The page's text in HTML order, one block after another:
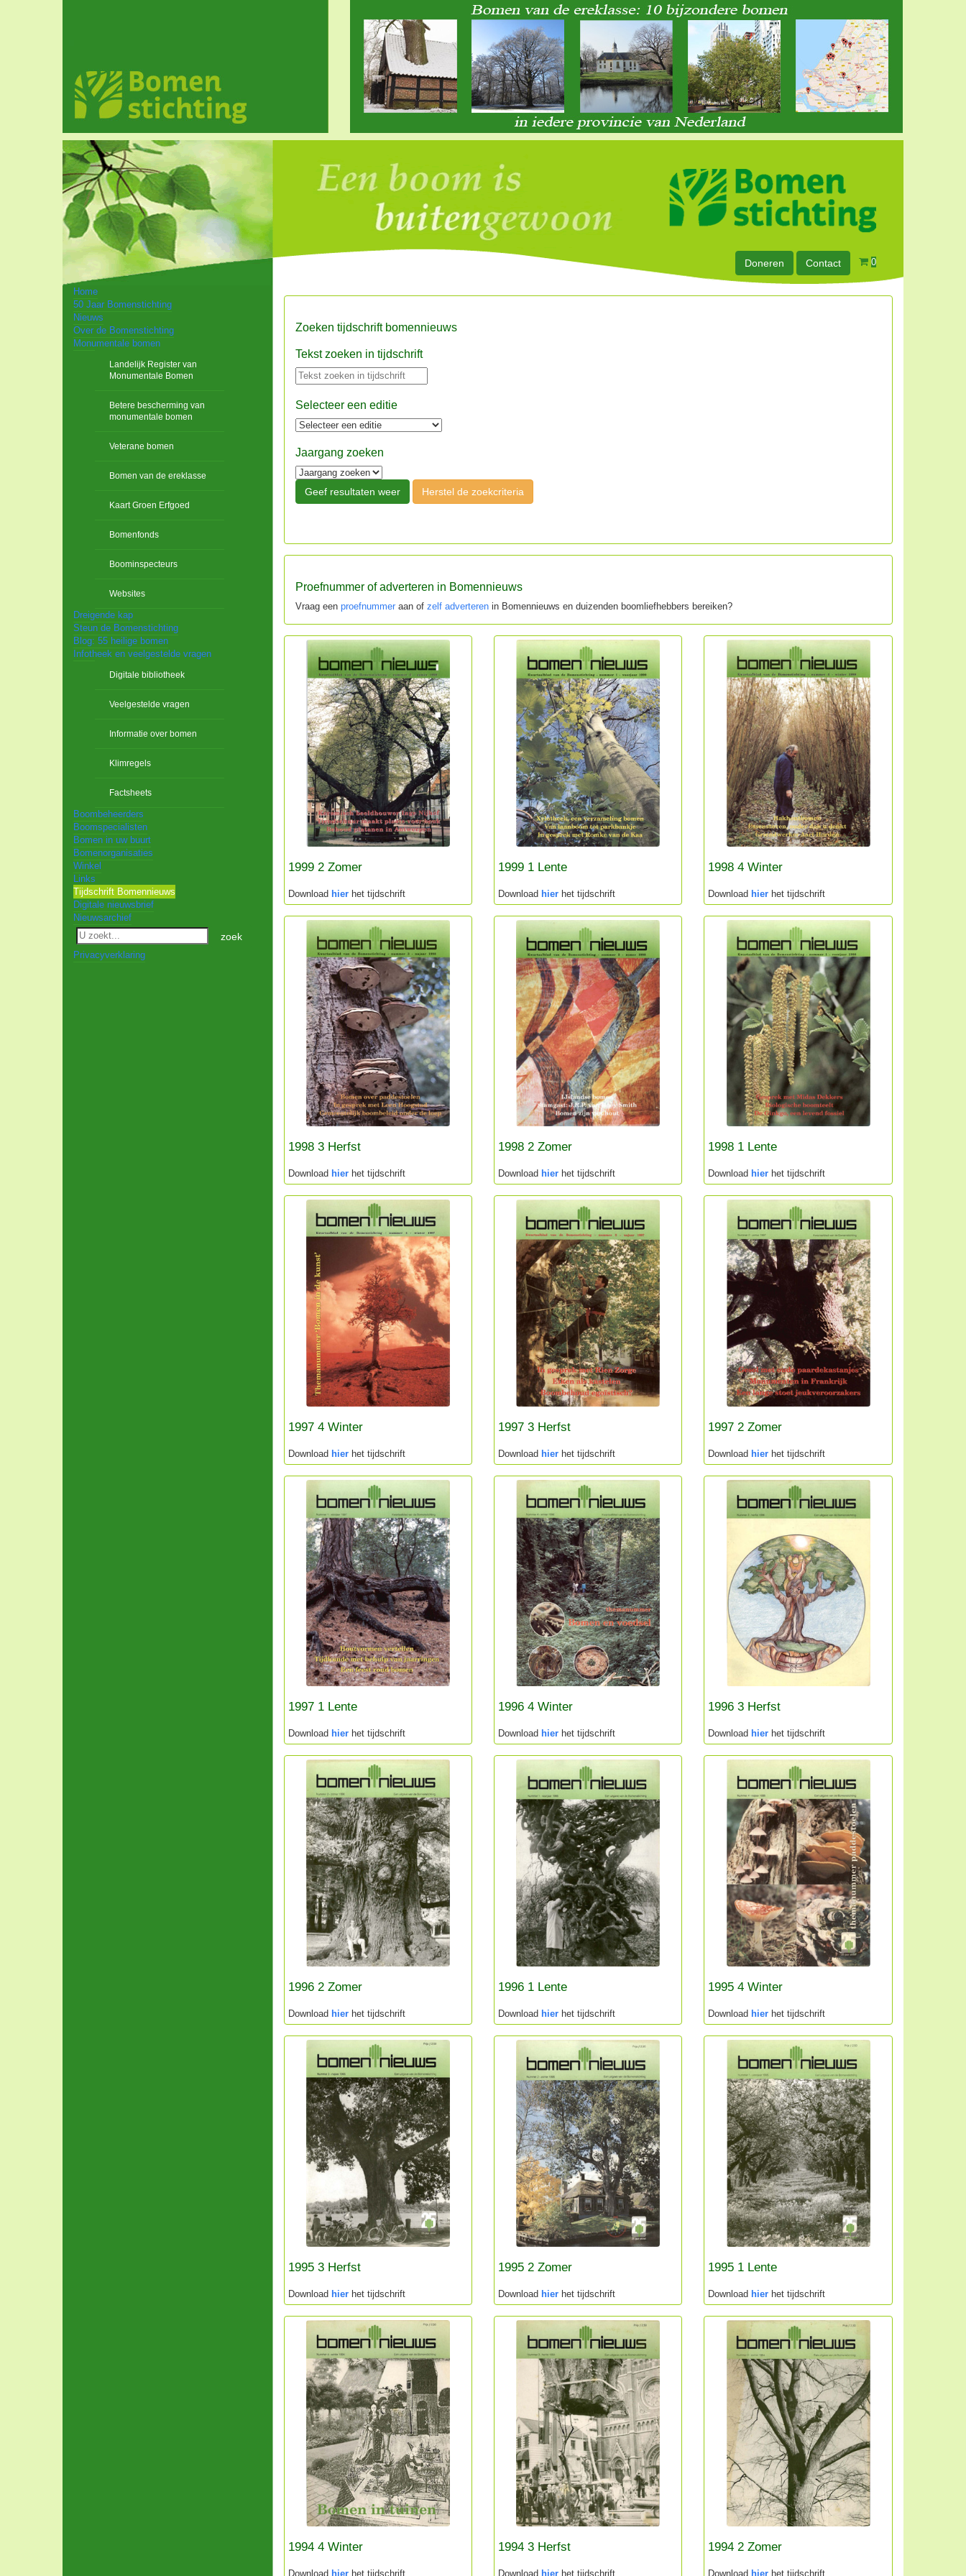
Doneren Contact 0
Home
50 Jaar Bomenstichting
Nieuws
Over de Bomenstichting
Monumentale bomen
Landelijk Register van
Monumentale Bomen
Betere bescherming van
monumentale bomen
Veterane bomen
Bomen van de ereklasse
Kaart Groen Erfgoed
Bomenfonds
Boominspecteurs
Websites
Dreigende kap
Steun de Bomenstichting
Blog: 55 heilige bomen
Infotheek en veelgestelde vragen
Digitale bibliotheek
Veelgestelde vragen
Informatie over bomen
Klimregels
Factsheets
Boombeheerders
Boomspecialisten
Bomen in uw buurt
Bomenorganisaties
Winkel
Links
Tijdschrift Bomennieuws
Digitale nieuwsbrief
Nieuwsarchief
zoek
Privacyverklaring
Zoeken tijdschrift bomennieuws
Tekst zoeken in tijdschrift
Selecteer een editie
Jaargang zoeken
Proefnummer of adverteren in Bomennieuws
Vraag een proefnummeraan of zelf adverterenin Bomennieuws en duizenden boomliefhebbers bereiken?
1999 2 Zomer
Download hierhet tijdschrift
1999 1 Lente
Download hierhet tijdschrift
1998 4 Winter
Download hier het tijdschrift
1998 3 Herfst
Download hierhet tijdschrift
1998 2 Zomer
Download hierhet tijdschrift
1998 1 Lente
Download hier het tijdschrift
1997 4 Winter
Download hierhet tijdschrift
1997 3 Herfst
Download hierhet tijdschrift
1997 2 Zomer
Download hier het tijdschrift
1997 1 Lente
Download hierhet tijdschrift
1996 4 Winter
Download hierhet tijdschrift
1996 3 Herfst
Download hier het tijdschrift
1996 2 Zomer
Download hierhet tijdschrift
1996 1 Lente
Download hierhet tijdschrift
1995 4 Winter
Download hier het tijdschrift
1995 3 Herfst
Download hierhet tijdschrift
1995 2 Zomer
Download hierhet tijdschrift
1995 1 Lente
Download hier het tijdschrift
1994 4 Winter
Download hierhet tijdschrift
1994 3 Herfst
Download hierhet tijdschrift
1994 2 Zomer
Download hier het tijdschrift